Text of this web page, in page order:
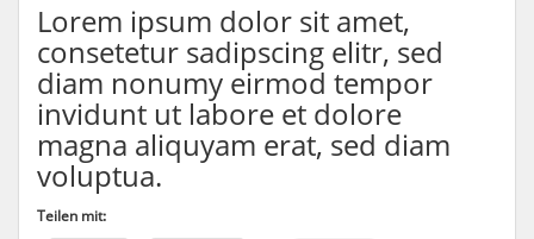
Lorem ipsum dolor sit amet,
consetetur sadipscing elitr, sed
diam nonumy eirmod tempor
invidunt ut labore et dolore
magna aliquyam erat, sed diam
voluptua.
Teilen mit: